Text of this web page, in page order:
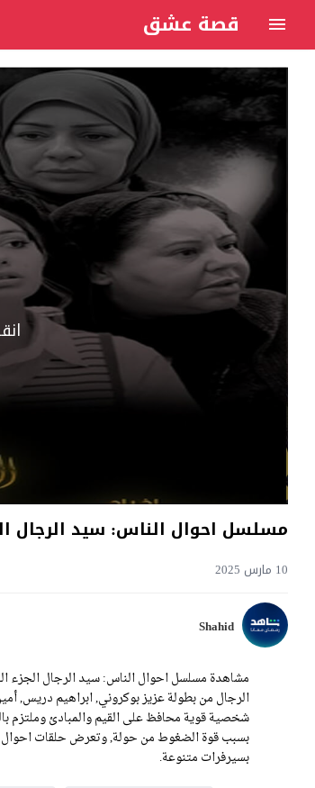
قصة عشق
مسلسل احوال الناس: سيد الرجال
10 مارس 2025
Shahid
الرجال من بطولة عزيز بوكروني, ابراهيم دريس,
شخصية قوية محافظ على القيم والمبادئ وملتزم
بسيرفرات متنوعة.